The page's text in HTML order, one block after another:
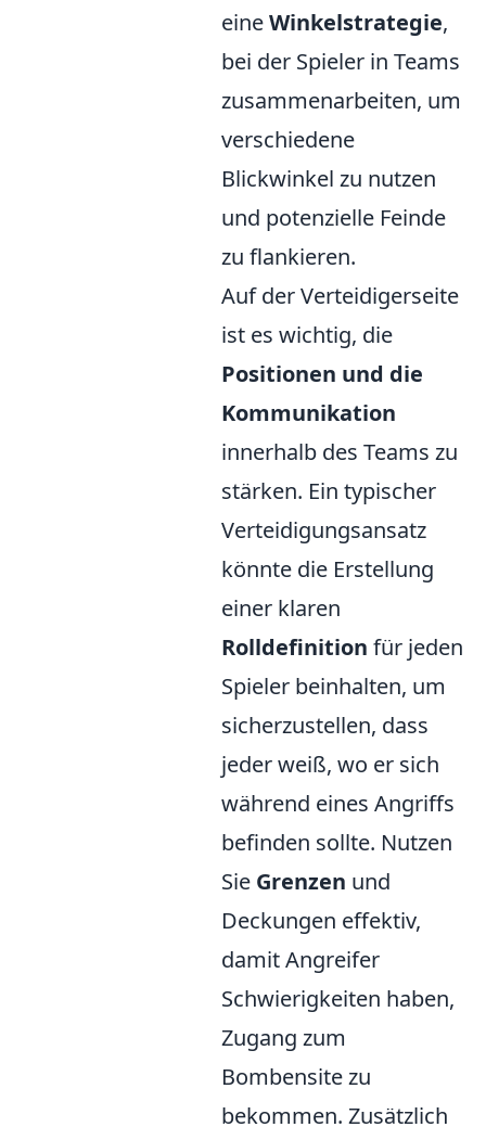
eineWinkelstrategie,
bei der Spieler in Teams
zusammenarbeiten, um
verschiedene
Blickwinkel zu nutzen
und potenzielle Feinde
zu flankieren.
Auf der Verteidigerseite
ist es wichtig, die
Positionen und die
Kommunikation
innerhalb des Teams zu
stärken. Ein typischer
Verteidigungsansatz
könnte die Erstellung
einer klaren
Rolldefinition für jeden
Spieler beinhalten, um
sicherzustellen, dass
jeder weiß, wo er sich
während eines Angriffs
befinden sollte. Nutzen
Sie Grenzen und
Deckungen effektiv,
damit Angreifer
Schwierigkeiten haben,
Zugang zum
Bombensite zu
bekommen. Zusätzlich